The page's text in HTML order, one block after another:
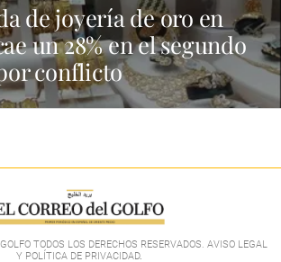
de joyería de oro en
un 28% en el segundo
conflicto
TODOS LOS DERECHOS RESERVADOS. AVISO LEGAL
Y POLÍTICA DE PRIVACIDAD.